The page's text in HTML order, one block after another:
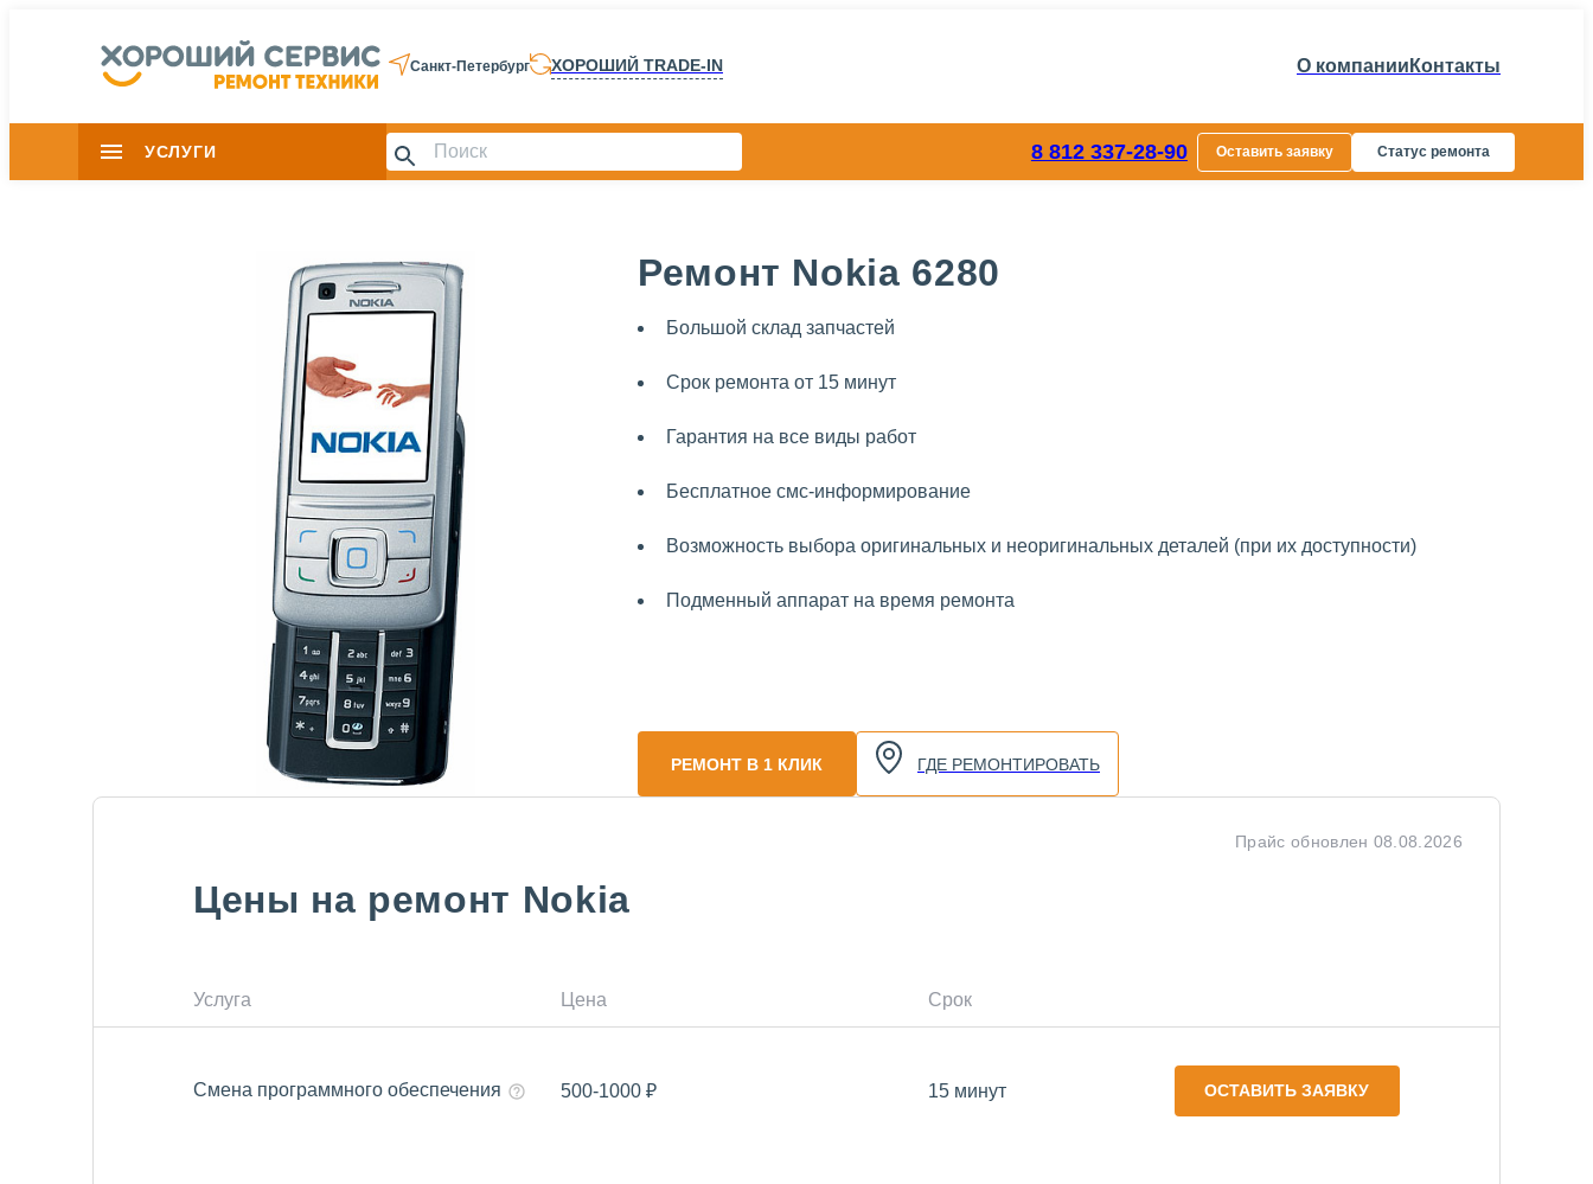
Санкт-Петербург ХОРОШИЙ TRADE-IN О компании Контакты
УСЛУГИ 8 812 337-28-90 Оставить заявку Статус ремонта
Ремонт Nokia 6280
Большой склад запчастей
Срок ремонта от 15 минут
Гарантия на все виды работ
Бесплатное смс-информирование
Возможность выбора оригинальных и неоригинальных деталей (при их доступности)
Подменный аппарат на время ремонта
РЕМОНТ В 1 КЛИК ГДЕ РЕМОНТИРОВАТЬ
Цены на ремонт Nokia
Прайс обновлен 08.08.2026
Услуга Цена Срок
Смена программного обеспечения 500-1000₽ 15 минут ОСТАВИТЬ ЗАЯВКУ